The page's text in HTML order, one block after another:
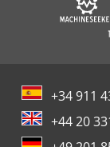
+34 911
+44 20